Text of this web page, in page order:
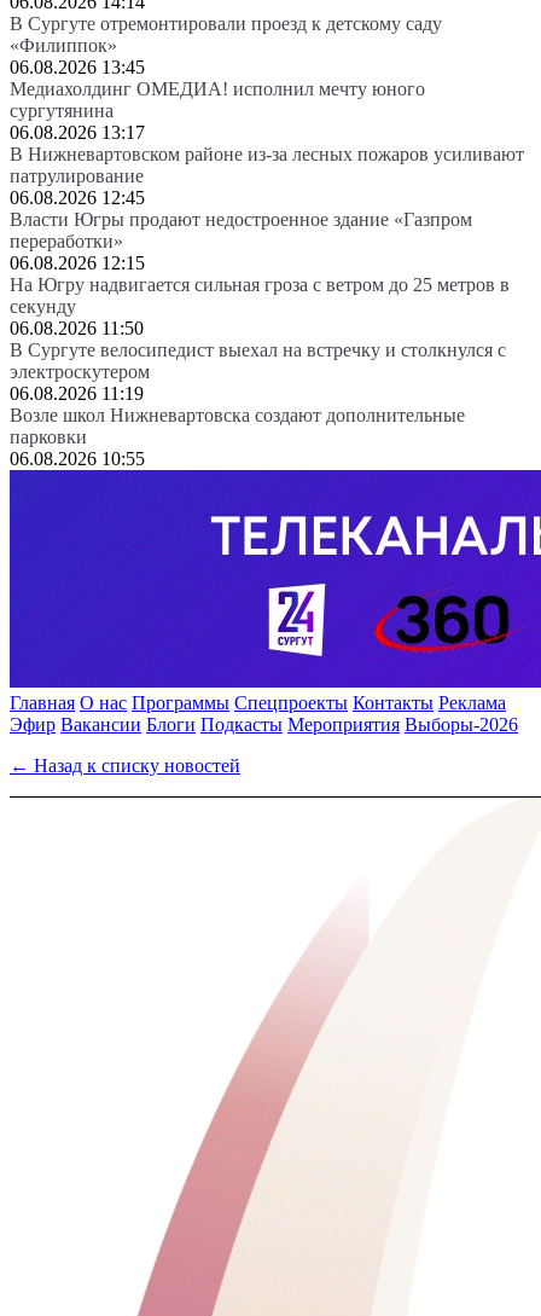
В Сургуте отремонтировали проезд к детскому саду
«Филиппок»
06.08.2026 13:45
Медиахолдинг ОМЕДИА! исполнил мечту юного
сургутянина
06.08.2026 13:17
В Нижневартовском районе из-за лесных пожаров усиливают
патрулирование
06.08.2026 12:45
Власти Югры продают недостроенное здание «Газпром
переработки»
06.08.2026 12:15
На Югру надвигается сильная гроза с ветром до 25 метров в
секунду
06.08.2026 11:50
В Сургуте велосипедист выехал на встречку и столкнулся с
электроскутером
06.08.2026 11:19
Возле школ Нижневартовска создают дополнительные
парковки
06.08.2026 10:55
Главная О нас Программы Спецпроекты Контакты Реклама
Эфир Вакансии Блоги Подкасты Мероприятия Выборы-2026
← Назад к списку новостей